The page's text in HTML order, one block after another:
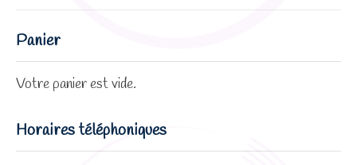
Panier
Votre panier est vide.
Horaires téléphoniques